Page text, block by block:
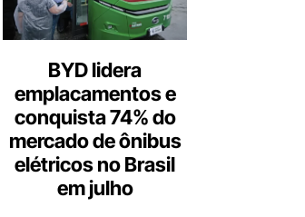
BYD lidera
emplacamentos e
conquista 74% do
mercado de ônibus
elétricos no Brasil
em julho